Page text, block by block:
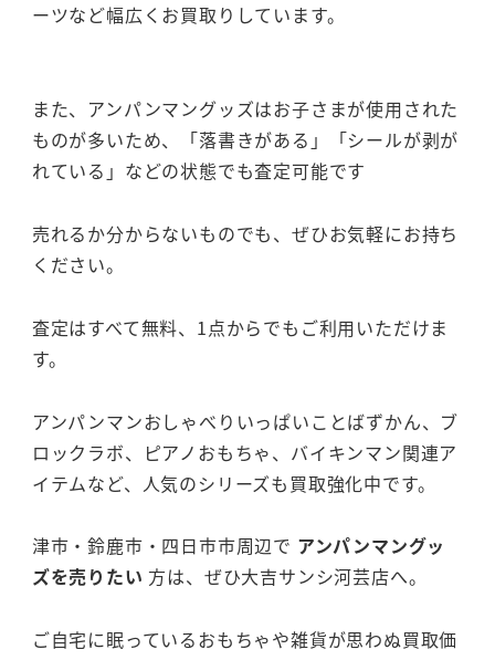
ーツなど幅広くお買取りしています。
また、アンパンマングッズはお子さまが使用された
ものが多いため、「落書きがある」「シールが剥が
れている」などの状態でも査定可能です
売れるか分からないものでも、ぜひお気軽にお持ち
ください。
査定はすべて無料、1点からでもご利用いただけま
す。
アンパンマンおしゃべりいっぱいことばずかん、ブ
ロックラボ、ピアノおもちゃ、バイキンマン関連ア
イテムなど、人気のシリーズも買取強化中です。
津市・鈴鹿市・四日市市周辺で アンパンマングッ
ズを売りたい 方は、ぜひ大吉サンシ河芸店へ。
ご自宅に眠っているおもちゃや雑貨が思わぬ買取価